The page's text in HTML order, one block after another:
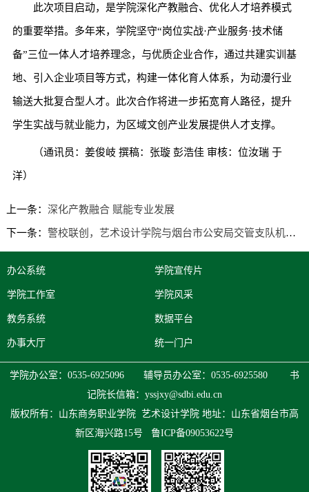
此次项目启动，是学院深化产教融合、优化人才培养模式
的重要举措。多年来，学院坚守“岗位实战·产业服务·技术储
备”三位一体人才培养理念，与优质企业合作，通过共建实训基
地、引入企业项目等方式，构建一体化育人体系，为动漫行业
输送大批复合型人才。此次合作将进一步拓宽育人路径，提升
学生实战与就业能力，为区域文创产业发展提供人才支撑。
（通讯员：姜俊岐 撰稿：张璇 彭浩佳 审核：位汝瑞 于
洋）
上一条： 深化产教融合 赋能专业发展
下一条： 警校联创，艺术设计学院与烟台市公安局交管支队机动大队达成战略合作
办公系统 学院宣传片
学院工作室 学院风采
教务系统 数据平台
办事大厅 统一门户
学院办公室：0535-6925096 辅导员办公室：0535-6925580 书
记院长信箱： yssjxy@sdbi.edu.cn
版权所有：山东商务职业学院 艺术设计学院 地址：山东省烟台市高
新区海兴路15号
鲁ICP备09053622号